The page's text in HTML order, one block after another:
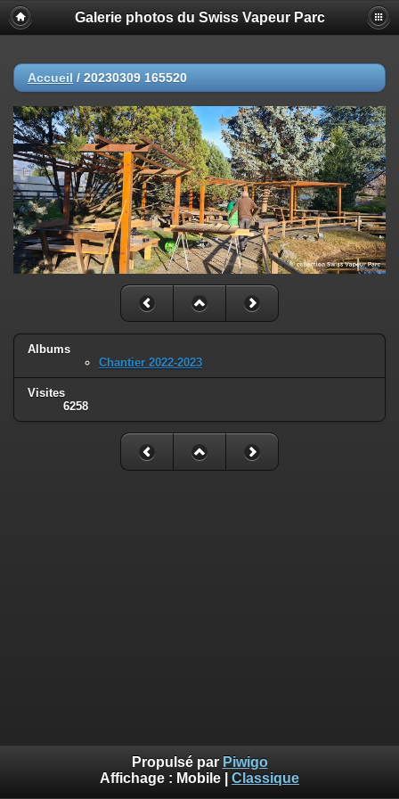
Galerie photos du Swiss Vapeur Parc
Accueil / 20230309 165520
Albums
Chantier 2022-2023
Visites
6258
Propulsé par Piwigo
Affichage : Mobile Classique